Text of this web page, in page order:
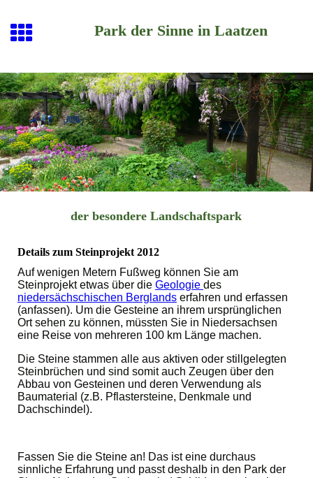
Park der Sinne in Laatzen
der besondere Landschaftspark
Details zum Steinprojekt 2012
Auf wenigen Metern Fußweg können Sie am
Steinprojekt etwas über die Geologie des
niedersächschischen Berglands erfahren und erfassen
(anfassen). Um die Gesteine an ihrem ursprünglichen
Ort sehen zu können, müssten Sie in Niedersachsen
eine Reise von mehreren 100 km Länge machen.
Die Steine stammen alle aus aktiven oder stillgelegten
Steinbrüchen und sind somit auch Zeugen über den
Abbau von Gesteinen und deren Verwendung als
Baumaterial (z.B. Pflastersteine, Denkmale und
Dachschindel).
Fassen Sie die Steine an! Das ist eine durchaus
sinnliche Erfahrung und passt deshalb in den Park der